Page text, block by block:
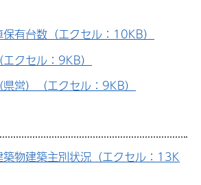
保有台数（エクセル：10KB）
クセル：9KB）
営）（エクセル：9KB）
築物建築主別状況（エクセル：13K